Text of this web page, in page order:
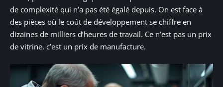
de complexité qui n’a pas été égalé depuis. On est face à
des pièces où le coût de développement se chiffre en
dizaines de milliers d’heures de travail. Ce n’est pas un prix
de vitrine, c’est un prix de manufacture.